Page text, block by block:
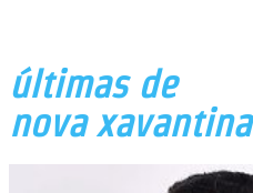
últimas de
nova xavantina